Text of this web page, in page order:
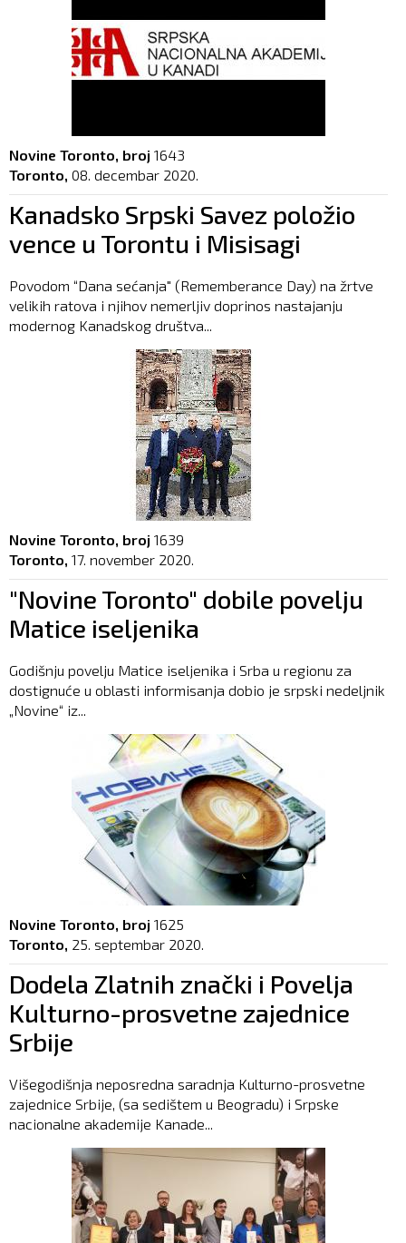
Novine Toronto, broj 1643
Toronto, 08. decembar 2020.
Kanadsko Srpski Savez položio
vence u Torontu i Misisagi
Povodom “Dana sećanja" (Rememberance Day) na žrtve
velikih ratova i njihov nemerljiv doprinos nastajanju
modernog Kanadskog društva...
Novine Toronto, broj 1639
Toronto, 17. november 2020.
"Novine Toronto" dobile povelju
Matice iseljenika
Godišnju povelju Matice iseljenika i Srba u regionu za
dostignuće u oblasti informisanja dobio je srpski nedeljnik
„Novine“ iz...
Novine Toronto, broj 1625
Toronto, 25. septembar 2020.
Dodela Zlatnih znački i Povelja
Kulturno-prosvetne zajednice
Srbije
Višegodišnja neposredna saradnja Kulturno-prosvetne
zajednice Srbije, (sa sedištem u Beogradu) i Srpske
nacionalne akademije Kanade...